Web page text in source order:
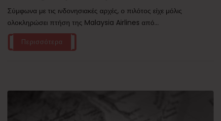
Σύμφωνα με τις ινδονησιακές αρχές, ο πιλότος είχε μόλις
ολοκληρώσει πτήση της Malaysia Airlines από...
Περισσότερα